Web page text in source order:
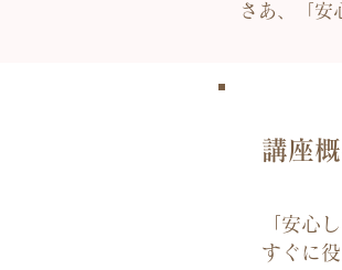
さあ、「安
「安心
すぐに
講座